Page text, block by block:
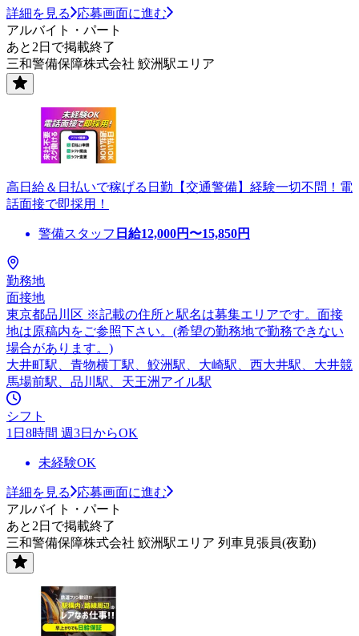
詳細を見る
応募画面に進む
アルバイト・パート
あと2日で掲載終了
三和警備保障株式会社 鮫洲駅エリア
高日給＆日払いで稼げる日勤【交通警備】経験一切不問！電
話面接で即採用！
警備スタッフ 日給12,000円〜15,850円
勤務地
面接地
東京都品川区 ※記載の住所と駅名は募集エリアです。面接
地は原稿内をご参照下さい。(希望の勤務地で勤務できない
場合があります。)
大井町駅、青物横丁駅、鮫洲駅、大崎駅、西大井駅、大井競
馬場前駅、品川駅、天王洲アイル駅
シフト
1日8時間 週3日からOK
未経験OK
詳細を見る
応募画面に進む
アルバイト・パート
あと2日で掲載終了
三和警備保障株式会社 鮫洲駅エリア 列車見張員(夜勤)